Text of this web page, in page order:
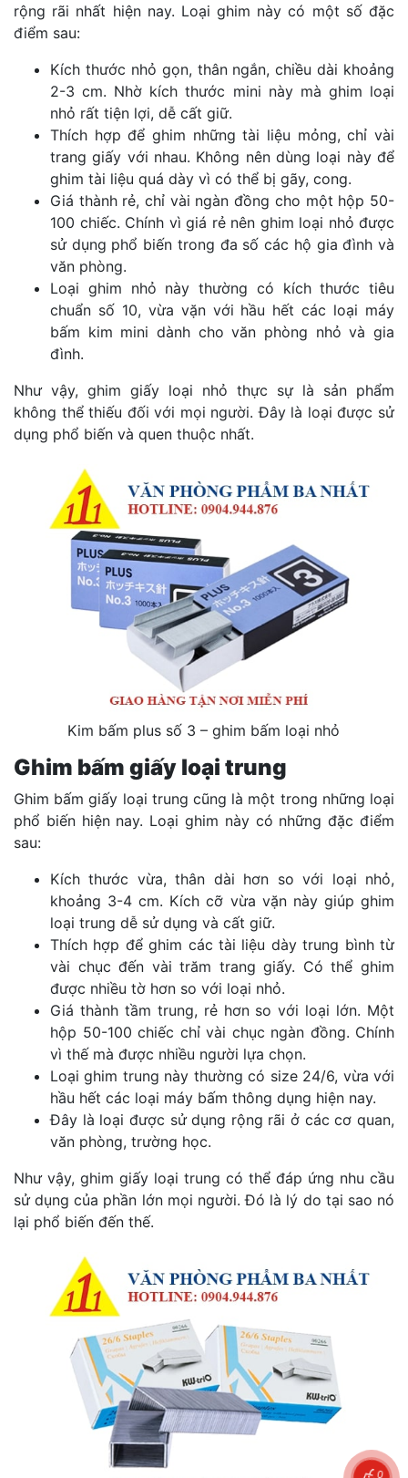
rộng rãi nhất hiện nay. Loại ghim này có một số đặc
điểm sau:
Kích thước nhỏ gọn, thân ngắn, chiều dài khoảng
2-3 cm. Nhờ kích thước mini này mà ghim loại
nhỏ rất tiện lợi, dễ cất giữ.
Thích hợp để ghim những tài liệu mỏng, chỉ vài
trang giấy với nhau. Không nên dùng loại này để
ghim tài liệu quá dày vì có thể bị gãy, cong.
Giá thành rẻ, chỉ vài ngàn đồng cho một hộp 50-
100 chiếc. Chính vì giá rẻ nên ghim loại nhỏ được
sử dụng phổ biến trong đa số các hộ gia đình và
văn phòng.
Loại ghim nhỏ này thường có kích thước tiêu
chuẩn số 10, vừa vặn với hầu hết các loại máy
bấm kim mini dành cho văn phòng nhỏ và gia
đình.
Như vậy, ghim giấy loại nhỏ thực sự là sản phẩm
không thể thiếu đối với mọi người. Đây là loại được sử
dụng phổ biến và quen thuộc nhất.
Kim bấm plus số 3 – ghim bấm loại nhỏ
Ghim bấm giấy loại trung
Ghim bấm giấy loại trung cũng là một trong những loại
phổ biến hiện nay. Loại ghim này có những đặc điểm
sau:
Kích thước vừa, thân dài hơn so với loại nhỏ,
khoảng 3-4 cm. Kích cỡ vừa vặn này giúp ghim
loại trung dễ sử dụng và cất giữ.
Thích hợp để ghim các tài liệu dày trung bình từ
vài chục đến vài trăm trang giấy. Có thể ghim
được nhiều tờ hơn so với loại nhỏ.
Giá thành tầm trung, rẻ hơn so với loại lớn. Một
hộp 50-100 chiếc chỉ vài chục ngàn đồng. Chính
vì thế mà được nhiều người lựa chọn.
Loại ghim trung này thường có size 24/6, vừa với
hầu hết các loại máy bấm thông dụng hiện nay.
Đây là loại được sử dụng rộng rãi ở các cơ quan,
văn phòng, trường học.
Như vậy, ghim giấy loại trung có thể đáp ứng nhu cầu
sử dụng của phần lớn mọi người. Đó là lý do tại sao nó
lại phổ biến đến thế.
0